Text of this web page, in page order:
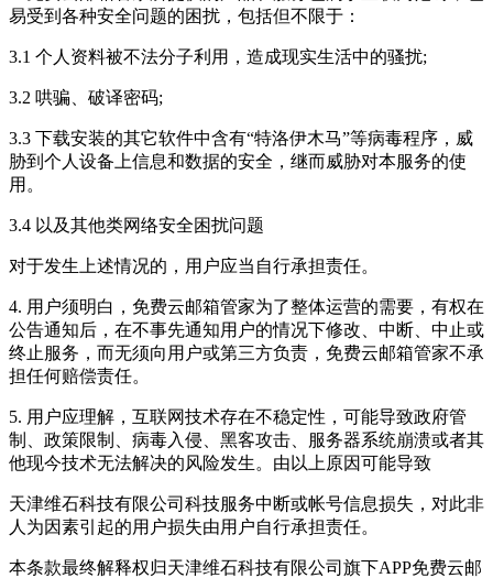
易受到各种安全问题的困扰，包括但不限于：
3.1 个人资料被不法分子利用，造成现实生活中的骚扰;
3.2 哄骗、破译密码;
3.3 下载安装的其它软件中含有“特洛伊木马”等病毒程序，威
胁到个人设备上信息和数据的安全，继而威胁对本服务的使
用。
3.4 以及其他类网络安全困扰问题
对于发生上述情况的，用户应当自行承担责任。
4. 用户须明白， 免费云邮箱管家为了整体运营的需要，有权在
公告通知后，在不事先通知用户的情况下修改、中断、中止或
终止服务，而无须向用户或第三方负责， 免费云邮箱管家不承
担任何赔偿责任。
5. 用户应理解，互联网技术存在不稳定性，可能导致政府管
制、政策限制、病毒入侵、黑客攻击、服务器系统崩溃或者其
他现今技术无法解决的风险发生。由以上原因可能导致
天津维石科技有限公司 科技服务中断或帐号信息损失，对此非
人为因素引起的用户损失由用户自行承担责任。
本条款最终解释权归天津维石科技有限公司 旗下APP免费云邮